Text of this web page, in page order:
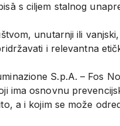
s ciljem stalnog
unutarnji ili
i relevantna
S.p.A. – Fos
ima osnovnu
a i kojim se može